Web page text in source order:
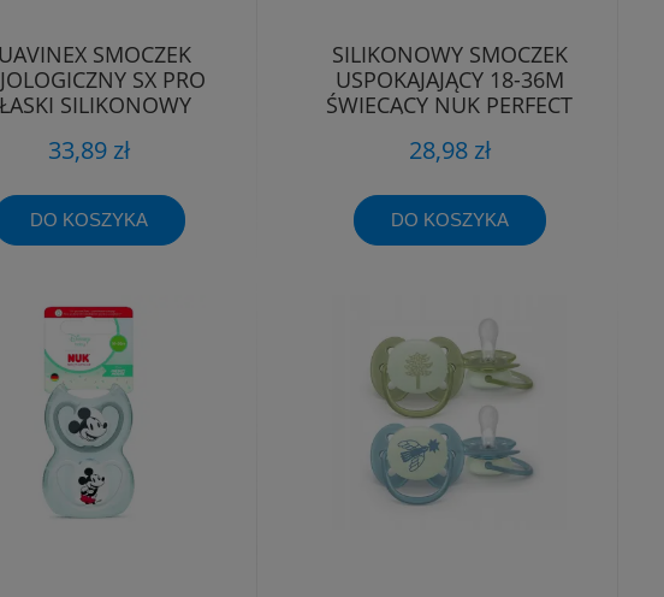
SMOCZEK
SX PRO
SILIKONOWY
33,89 zł
DO KOSZYKA
SILIKONOWY SMOCZEK
USPOKAJAJĄCY 18-36M
ŚWIECĄCY NUK PERFECT
28,98 zł
DO KOSZYKA